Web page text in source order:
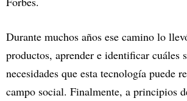
Durante muchos años ese camino lo
productos, aprender e identificar cuáles
necesidades que esta tecnología puede
campo social. Finalmente, a principios